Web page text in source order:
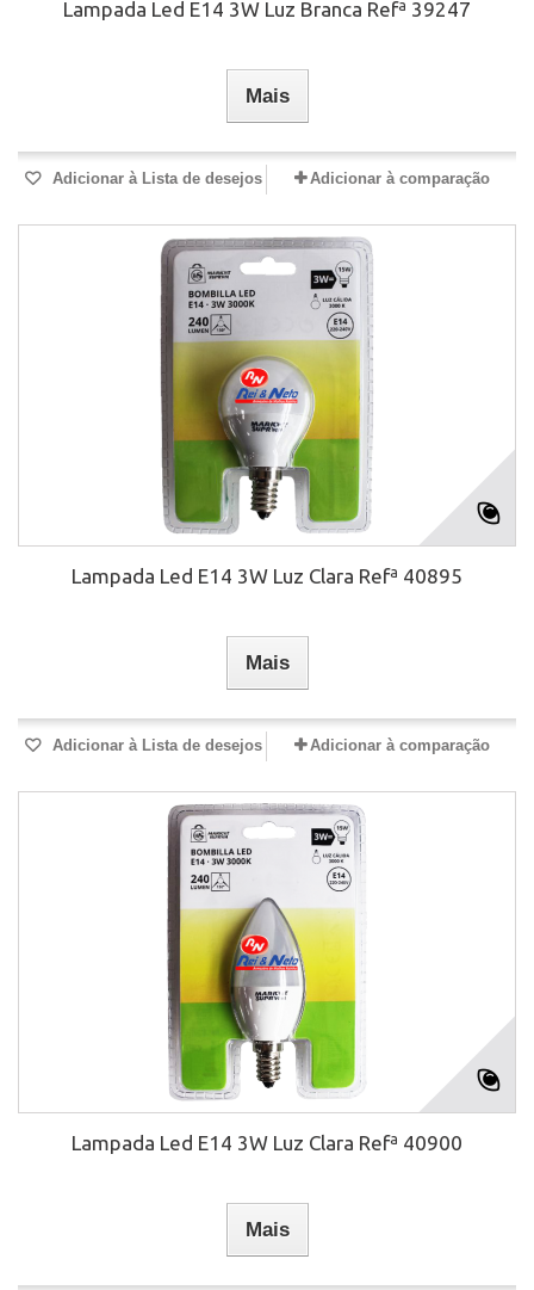
Lampada Led E14 3W Luz Branca Refª 39247
Mais
Adicionar à Lista de desejos Adicionar à comparação
Lampada Led E14 3W Luz Clara Refª 40895
Mais
Adicionar à Lista de desejos Adicionar à comparação
Lampada Led E14 3W Luz Clara Refª 40900
Mais